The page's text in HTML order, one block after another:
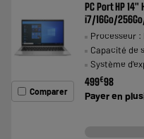
Comparer
PC Port HP
i7/16Go/
Processeur :
Capacité de
Système
499€98
Payer en